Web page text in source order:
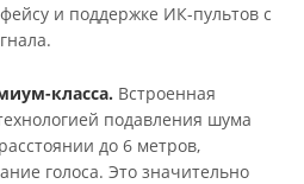
и поддержке ИК-пультов с
класса. Встроенная
подавления шума
до 6 метров,
голоса. Это значительно